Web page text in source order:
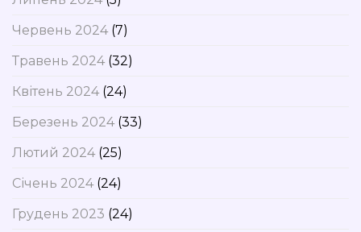
Червень 2024(7)
Травень 2024(32)
Квітень 2024(24)
Березень 2024(33)
Лютий 2024(25)
Січень 2024(24)
Грудень 2023 (24)